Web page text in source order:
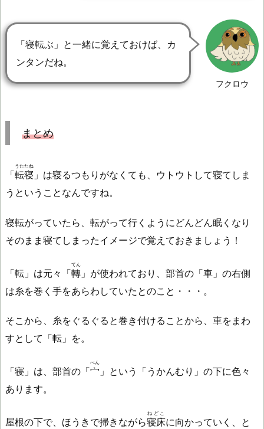
フクロウ
「寝転ぶ」と一緒に覚えておけば、カ
ンタンだね。
まとめ
「転寝
うたたね
」は寝るつもりがなくても、ウトウトして寝てしま
うということなんですね。
寝転がっていたら、転がって行くようにどんどん眠くなり
そのまま寝てしまったイメージで覚えておきましょう！
「転」は元々「轉
てん
」が使われており、部首の「車」の右側
は糸を巻く手をあらわしていたとのこと・・・。
そこから、糸をぐるぐると巻き付けることから、車をまわ
すとして「転」を。
「寝」は、部首の「宀
べん
」という「うかんむり」の下に色々
あります。
屋根の下で、ほうきで掃きながら寝床
ねどこ
に向かっていく、と